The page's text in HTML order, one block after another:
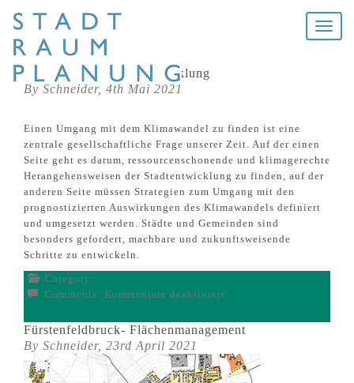
Toggle
BLOG
Klimagerechte Stadtentwicklung
By Schneider, 4th Mai 2021
Einen Umgang mit dem Klimawandel zu finden ist eine
zentrale gesellschaftliche Frage unserer Zeit. Auf der einen
Seite geht es darum, ressourcenschonende und klimagerechte
Herangehensweisen der Stadtentwicklung zu finden, auf der
anderen Seite müssen Strategien zum Umgang mit den
prognostizierten Auswirkungen des Klimawandels definiert
und umgesetzt werden. Städte und Gemeinden sind
besonders gefordert, machbare und zukunftsweisende
Schritte zu entwickeln.
Category:
Comments: Kommentare deaktiviert
Stadtentwicklung
Fürstenfeldbruck- Flächenmanagement
By Schneider, 23rd April 2021